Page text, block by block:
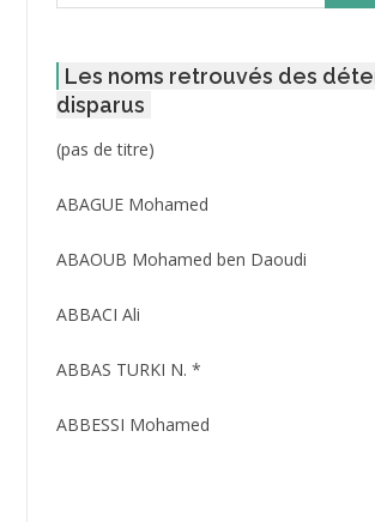
Les noms retrouvés des
disparus
(pas de titre)Post
3416
ABAGUE Mohamed
ABAOUB Mohamed ben Daoudi
ABBACI Ali
ABBAS TURKI N. *
ABBESSI Mohamed